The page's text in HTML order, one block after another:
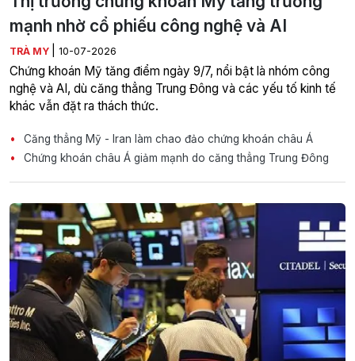
mạnh nhờ cổ phiếu công nghệ và AI
TRÀ MY 10-07-2026
Chứng khoán Mỹ tăng điểm ngày 9/7, nổi bật là nhóm công
nghệ và AI, dù căng thẳng Trung Đông và các yếu tố kinh tế
khác vẫn đặt ra thách thức.
Căng thẳng Mỹ - Iran làm chao đảo chứng khoán châu Á
Chứng khoán châu Á giảm mạnh do căng thẳng Trung Đông